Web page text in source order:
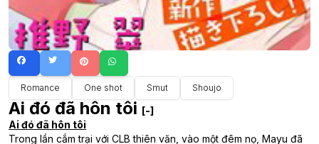
Romance One shot Smut Shoujo
Ai đó đã hôn tôi [-]
Ai đó đã hôn tôi
Trong lần cắm trại với CLB thiên văn, vào một đêm nọ, Mayu đã